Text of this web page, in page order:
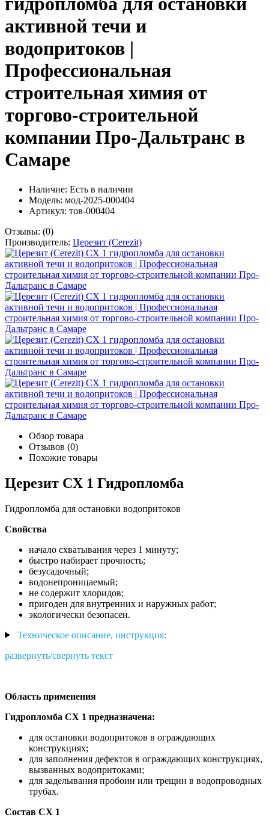
активной течи и
водопритоков |
Профессиональная
строительная химия от
торгово-строительной
компании Про-Дальтранс в
Самаре
Наличие: Есть в наличии
Модель: мод-2025-000404
Артикул: тов-000404
Отзывы: (0)
Производитель: Церезит (Cerezit)
Обзор товара
Отзывов (0)
Похожие товары
Церезит CX 1 Гидропломба
Гидропломба для остановки водопритоков
Свойства
начало схватывания через 1 минуту;
быстро набирает прочность;
безусадочный;
водонепроницаемый;
не содержит хлоридов;
пригоден для внутренних и наружных работ;
экологически безопасен.
Техническое описание, инструкция:
развернуть/свернуть текст
Область применения
Гидропломба CX 1 предназначена:
для остановки водопритоков в ограждающих
конструкциях;
для заполнения дефектов в ограждающих конструкциях,
вызванных водопритоками;
для заделывания пробоин или трещин в водопроводных
трубах.
Состав CX 1